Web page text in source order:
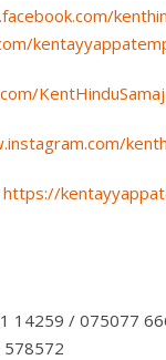
KentHinduSamaj
https://
14259 / 075077